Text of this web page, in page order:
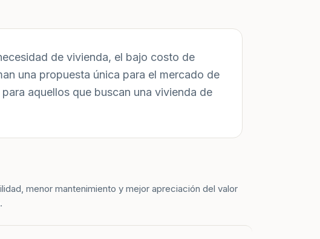
de vivienda, el bajo costo de
una propuesta única para el mercado de
aquellos que buscan una vivienda de
menor mantenimiento y mejor apreciación del valor